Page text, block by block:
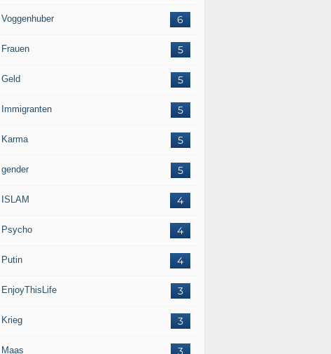
6
Voggenhuber
5
Frauen
5
Geld
5
Immigranten
5
Karma
5
gender
4
ISLAM
4
Psycho
4
Putin
3
EnjoyThisLife
3
Krieg
3
Maas